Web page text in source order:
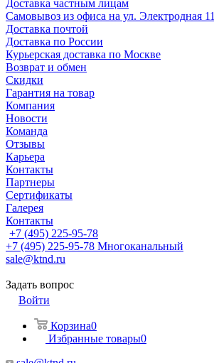
Доставка частным лицам
Самовывоз из офиса на ул. Электродная 11
Доставка почтой
Доставка по России
Курьерская доставка по Москве
Возврат и обмен
Скидки
Гарантия на товар
Компания
Новости
Команда
Отзывы
Карьера
Контакты
Партнеры
Сертификаты
Галерея
Контакты
+7 (495) 225-95-78
+7 (495) 225-95-78 Многоканальный
sale@ktnd.ru
Задать вопрос
Войти
Корзина0
Избранные товары0